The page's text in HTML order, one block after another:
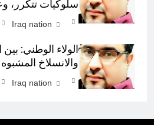
سلوكيات تتكرر،
Iraq nation
الولاء الوطني:
والانسلاخ المشبوه
Iraq nation